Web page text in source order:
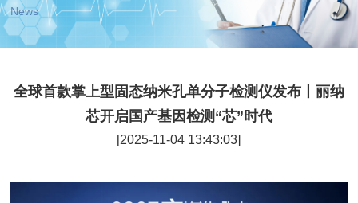
News
全球首款掌上型固态纳米孔单分子检测仪发布丨丽纳
芯开启国产基因检测“芯”时代
[2025-11-04 13:43:03]